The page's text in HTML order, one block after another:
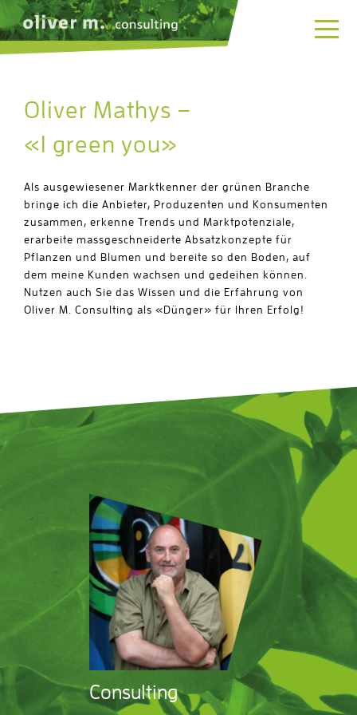
Menu
Oliver Mathys –
«I green you»
Als ausgewiesener Marktkenner der grünen Branche
bringe ich die Anbieter, Produzenten und Konsumenten
zusammen, erkenne Trends und Marktpotenziale,
erarbeite massgeschneiderte Absatzkonzepte für
Pflanzen und Blumen und bereite so den Boden, auf
dem meine Kunden wachsen und gedeihen können.
Nutzen auch Sie das Wissen und die Erfahrung von
Oliver M. Consulting als «Dünger» für Ihren Erfolg!
Consulting